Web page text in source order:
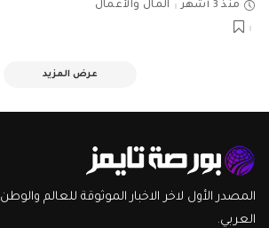
منذ 3 أشهر المال والأعمال
عرض المزيد
المصدر الأول لاخر الاخبار الموثوقة للعالم والوطن
العربي.